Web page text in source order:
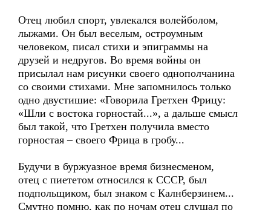
Отец любил спорт, увлекался волейболом,
лыжами. Он был веселым, остроумным
человеком, писал стихи и эпиграммы на
друзей и недругов. Во время войны он
присылал нам рисунки своего однополчанина
со своими стихами. Мне запомнилось только
одно двустишие: «Говорила Гретхен Фрицу:
«Шли с востока горностай...», а дальше смысл
был такой, что Гретхен получила вместо
горностая – своего Фрица в гробу...
Будучи в буржуазное время бизнесменом,
отец с пиететом относился к СССР, был
подпольщиком, был знаком с Калнберзинем...
Смутно помню, как по ночам отец слушал по